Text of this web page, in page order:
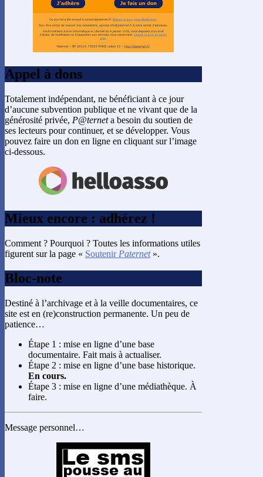
Appel à dons
Totalement indépendant, ne bénéficiant à ce jour
d’aucune subvention publique et ne vivant que de la
générosité privée, P@terneta besoin du soutien de
ses lecteurs pour continuer, et se développer. Vous
pouvez faire un don en ligne en cliquant sur l’image
ci-dessous.
Mieux encore : adhérez !
Comment ? Pourquoi ? Toutes les informations utiles
figurent sur la page « Soutenir Paternet».
Bloc-note
Destiné à l’archivage et à la veille documentaires, ce
site est en (re)construction permanente. Un peu de
patience…
Étape 1 : mise en ligne d’une base
documentaire. Fait mais à actualiser.
Étape 2 : mise en ligne d’une base historique.
En cours.
Étape 3 : mise en ligne d’une médiathèque. À
faire.
Message personnel…